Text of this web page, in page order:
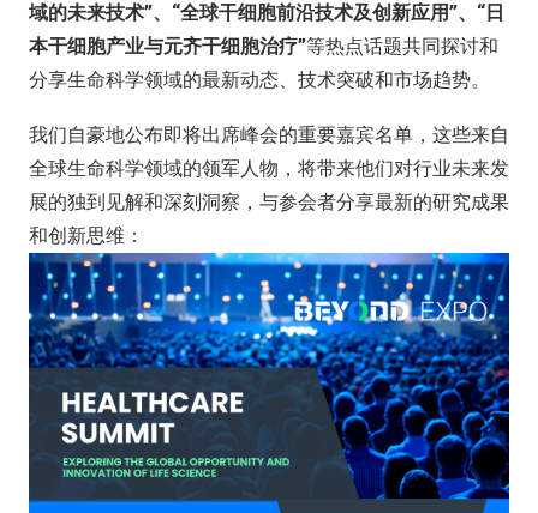
域的未来技术”、“全球干细胞前沿技术及创新应用”、“日
本干细胞产业与元齐干细胞治疗”等热点话题共同探讨和
分享生命科学领域的最新动态、技术突破和市场趋势。
我们自豪地公布即将出席峰会的重要嘉宾名单，这些来自
全球生命科学领域的领军人物，将带来他们对行业未来发
展的独到见解和深刻洞察，与参会者分享最新的研究成果
和创新思维：